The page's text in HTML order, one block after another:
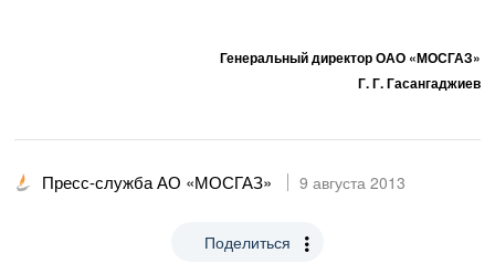
Генеральный директорОАО «МОСГАЗ»
Г. Г. Гасангаджиев
Пресс-служба АО «МОСГАЗ» 9 августа 2013
Поделиться